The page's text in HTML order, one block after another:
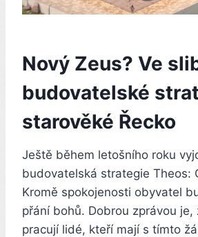
Nový Zeus? Ve
budovatelské
starověké Řecko
Ještě během letošního roku
budovatelská strategie Theos:
Kromě spokojenosti obyvatel
přání bohů. Dobrou zprávou je,
pracují lidé, kteří mají s tímto